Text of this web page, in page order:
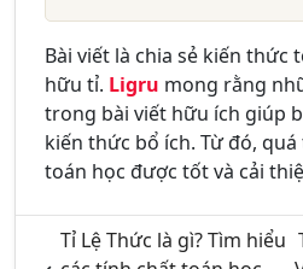
Bài viết là chia sẻ kiến thức
hữu tỉ. Ligru mong rằng
trong bài viết hữu ích giúp
kiến thức bổ ích. Từ đó,
toán học được tốt và cải
Tỉ Lệ Thức là gì? Tìm hiểu